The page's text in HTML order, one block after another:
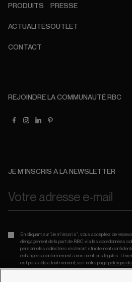
PRODUITS
ACTUALITÉS
CONTACT
PRESSE
OUTLET
REJOINDRE LA COMMUNAUTÉ RBC
JE M’INSCRIS À LA NEWSLETTER
En cliquant sur “Je m’inscris”, vous acceptez de
d’engagement de la part de RBC via les coordonnées
personnelles collectées resteront strictement
échangées conformément à nos mentions légales.
est possible à tout moment, voir notre pagepolitique